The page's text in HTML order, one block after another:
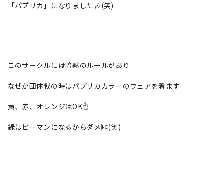
「パプリカ」になりました🎶(笑)
このサークルには暗黙のルールがあり
なぜか団体戦の時はパプリカカラーのウェアを着ます
黄、赤、オレンジはOK👌
緑はピーマンになるからダメ🆖(笑)